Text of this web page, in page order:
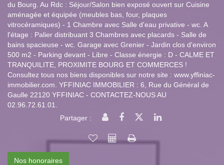
du Bourg. Au Rdc : Séjour/Salon bien exposé ouvert sur Cuisine
aménagée et équipée (meubles bas, four, plaques
vitrocéramiques) - 1 Chambre avec Salle d'eau privative - wc. A
l'étage : Palier distribuant 3 Chambres avec placards - Salle de
bains spacieuse - wc. Garage avec Grenier - Jardin clos d'environ
500 m2 - Parking devant - Libre - Classe énergie : D - CALME ET
TRANQUILITE, PROXIMITE BOURG ET COMMERCES !
Consultez tous nos biens disponibles sur notre site : www.yffiniac-
immobilier.com. YFFINIAC IMMOBILIER : 6, Rue du Général de
Gaulle 22120 YFFINIAC - CONTACTEZ-NOUS AU
02.96.72.61.01.
Partager :
Nos honoraires